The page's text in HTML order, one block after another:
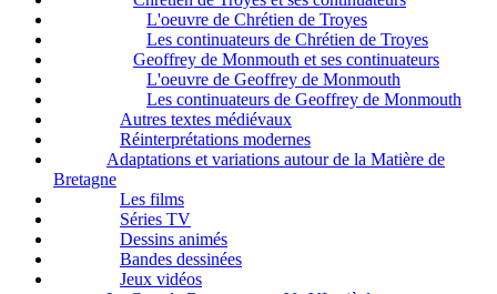
L'oeuvre de Chrétien de Troyes
Les continuateurs de Chrétien de Troyes
Geoffrey de Monmouth et ses continuateurs
L'oeuvre de Geoffrey de Monmouth
Les continuateurs de Geoffrey de Monmouth
Autres textes médiévaux
Réinterprétations modernes
Adaptations et variations autour de la Matière de
Bretagne
Les films
Séries TV
Dessins animés
Bandes dessinées
Jeux vidéos